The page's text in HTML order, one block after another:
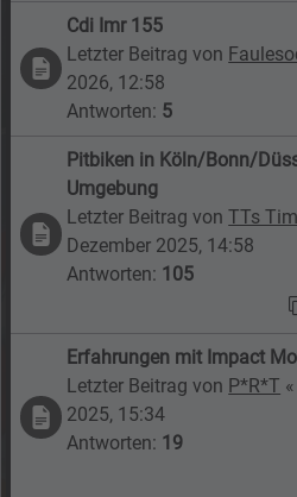
Cdi Imr 155
Letzter Beitrag von
2026, 12:58
Antworten: 5
Pitbiken in Köln/Bonn/
Umgebung
Letzter Beitrag vonTTs Tim
Dezember 2025, 14:58
Antworten: 105
Erfahrungen mit Impact
Letzter Beitrag von P*R*T «
2025, 15:34
Antworten: 19